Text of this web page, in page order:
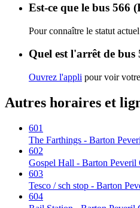
Est-ce que le bus 566
Pour connaître le statut
Quel est l'arrêt de bus
Ouvrez l'appli pour voir
Autres horaires et
601
The Farthings - Barton
602
Gospel Hall - Barton Peveril
603
Tesco / sch stop - Barton
604